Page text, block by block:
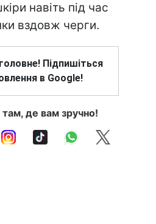
навіть під час
вздовж черги.
Підпишіться
в Google!
де вам зручно!